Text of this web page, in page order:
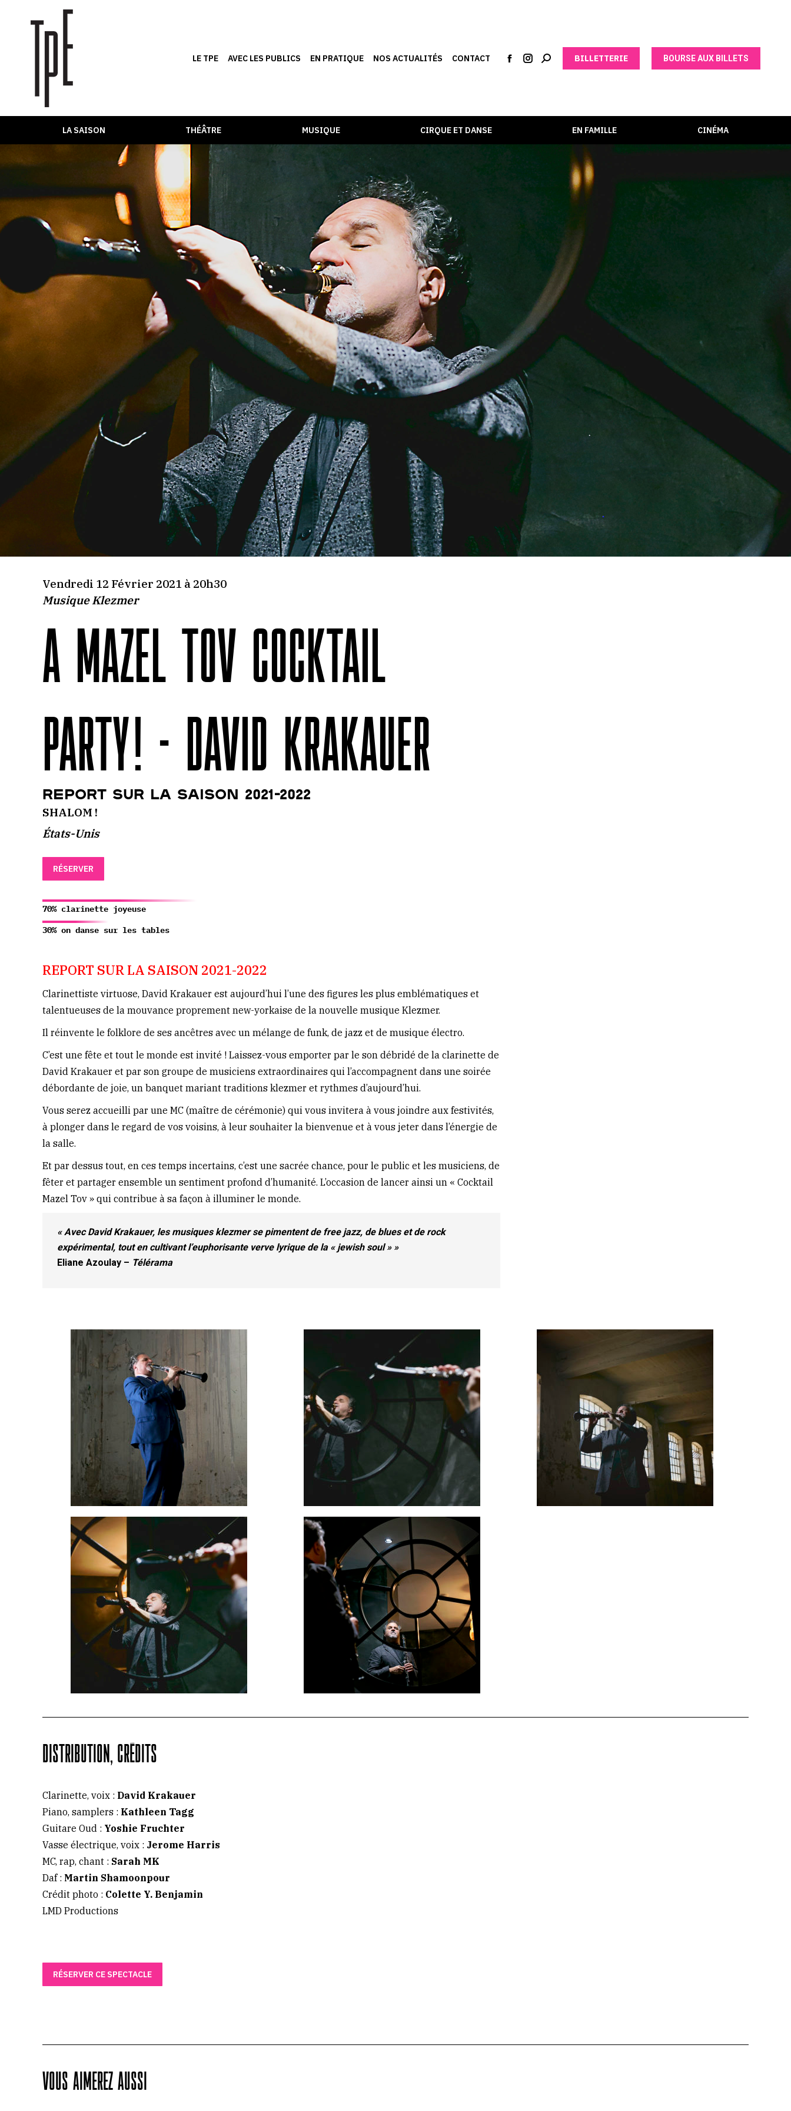
LE TPE AVEC LES PUBLICS EN PRATIQUE NOS ACTUALITÉS CONTACT BILLETTERIE BOURSE AUX BILLETS
LA SAISON THÉÂTRE MUSIQUE CIRQUE ET DANSE EN FAMILLE CINÉMA
Vendredi 12 Février 2021 à 20h30
Musique Klezmer
A MAZEL TOV COCKTAIL
PARTY ! - DAVID KRAKAUER
REPORT SUR LA SAISON 2021-2022
SHALOM !
États-Unis
RÉSERVER
70% clarinette joyeuse
30% on danse sur les tables
REPORT SUR LA SAISON 2021-2022
Clarinettiste virtuose, David Krakauer est aujourd’hui l’une des figures les plus emblématiques et
talentueuses de la mouvance proprement new-yorkaise de la nouvelle musique Klezmer.
Il réinvente le folklore de ses ancêtres avec un mélange de funk, de jazz et de musique électro.
C’est une fête et tout le monde est invité ! Laissez-vous emporter par le son débridé de la clarinette de
David Krakauer et par son groupe de musiciens extraordinaires qui l’accompagnent dans une soirée
débordante de joie, un banquet mariant traditions klezmer et rythmes d’aujourd’hui.
Vous serez accueilli par une MC (maître de cérémonie) qui vous invitera à vous joindre aux festivités,
à plonger dans le regard de vos voisins, à leur souhaiter la bienvenue et à vous jeter dans l’énergie de
la salle.
Et par dessus tout, en ces temps incertains, c’est une sacrée chance, pour le public et les musiciens, de
fêter et partager ensemble un sentiment profond d’humanité. L’occasion de lancer ainsi un « Cocktail
Mazel Tov » qui contribue à sa façon à illuminer le monde.
« Avec David Krakauer, les musiques klezmer se pimentent de free jazz, de blues et de rock
expérimental, tout en cultivant l’euphorisante verve lyrique de la « jewish soul » »
Eliane Azoulay – Télérama
DISTRIBUTION, CRÉDITS
Clarinette, voix : David Krakauer
Piano, samplers : Kathleen Tagg
Guitare Oud : Yoshie Fruchter
Vasse électrique, voix : Jerome Harris
MC, rap, chant : Sarah MK
Daf : Martin Shamoonpour
Crédit photo : Colette Y. Benjamin
LMD Productions
RÉSERVER CE SPECTACLE
VOUS AIMEREZ AUSSI